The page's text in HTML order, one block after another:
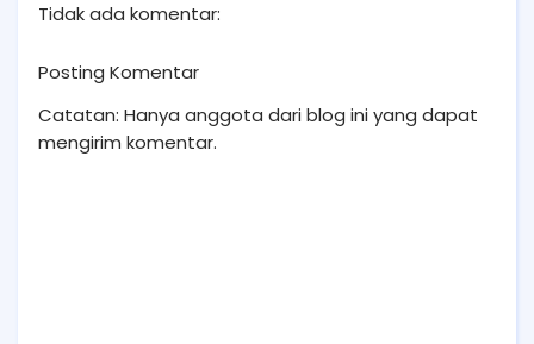
Tidak ada komentar:
Posting Komentar
Catatan: Hanya anggota dari blog ini yang dapat
mengirim komentar.